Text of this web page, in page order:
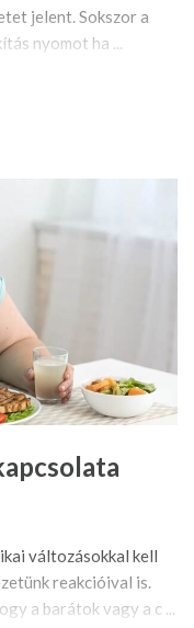
jelent. Sokszor a
nyomot ha ...
változásokkal kell
reakcióival is.
a barátok vagy a c ...